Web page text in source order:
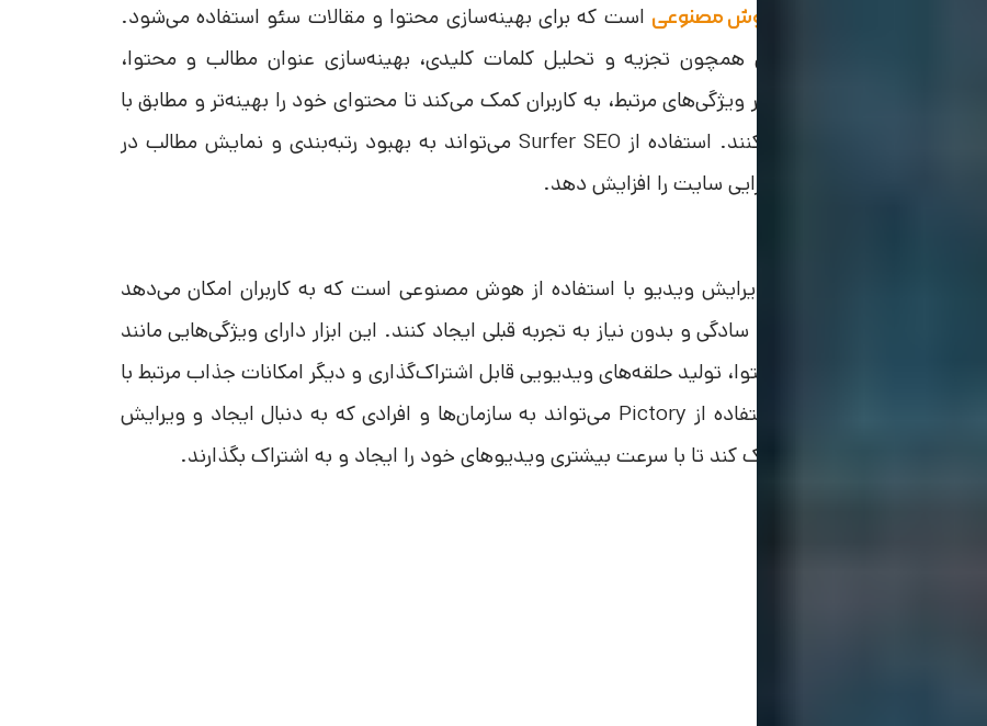
انواع هوش مصنوعی است که برای بهینه‌سازی محتوا و مقالات سئو استفاده می‌شود.
این ابزار با ارائه ویژگی‌هایی همچون تجزیه و تحلیل کلمات کلیدی، بهینه‌سازی عنوان مطالب و محتوا،
افزایش کیفیت محتوا و سایر ویژگی‌های مرتبط، به کاربران کمک می‌کند تا محتوای خود را بهینه‌تر و مطابق با
الگوریتم‌های جستجو ایجاد کنند. استفاده از Surfer SEO می‌تواند به بهبود رتبه‌بندی و نمایش مطالب در
نتایج جستجو کمک کند و کارایی سایت را افزایش دهد.
Pictory یک ابزار تولید و ویرایش ویدیو با استفاده از هوش مصنوعی است که به کاربران امکان می‌دهد
ویدیوهای با کیفیت بالا را با سادگی و بدون نیاز به تجربه قبلی ایجاد کنند. این ابزار دارای ویژگی‌هایی مانند
ایجاد زیرنویس، ویرایش محتوا، تولید حلقه‌های ویدیویی قابل اشتراک‌گذاری و دیگر امکانات جذاب مرتبط با
ویرایش ویدیو می‌باشد. استفاده از Pictory می‌تواند به سازمان‌ها و افرادی که به دنبال ایجاد و ویرایش
ویدیو با کیفیت هستند، کمک کند تا با سرعت بیشتری ویدیوهای خود را ایجاد و به اشتراک بگذارند.